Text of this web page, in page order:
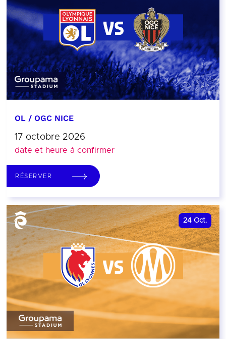
OL / OGC NICE
17 octobre 2026
date et heure à confirmer
RÉSERVER
24 Oct.